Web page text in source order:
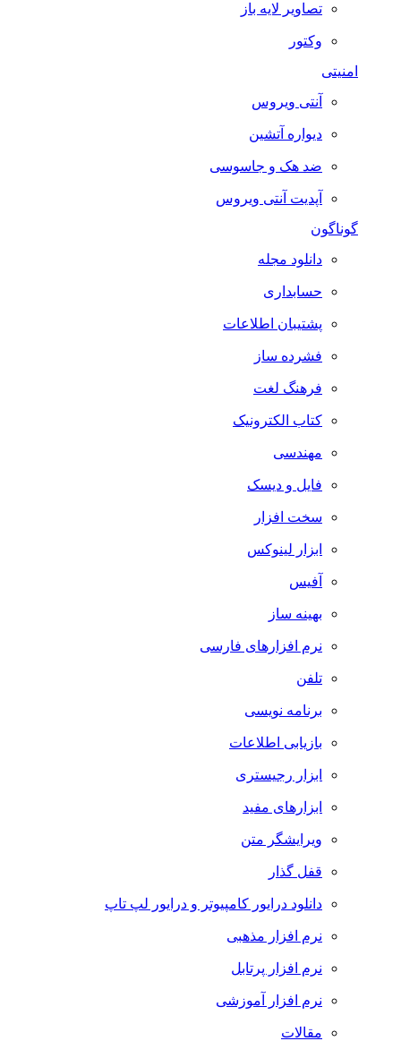
تصاویر لایه باز
وکتور
امنیتی
آنتی ویروس
دیواره آتشین
ضد هک و جاسوسی
آپدیت آنتی ویروس
گوناگون
دانلود مجله
حسابداری
پشتیبان اطلاعات
فشرده ساز
فرهنگ لغت
کتاب الکترونیک
مهندسی
فایل و دیسک
سخت افزار
ابزار لینوکس
آفیس
بهینه ساز
نرم افزارهای فارسی
تلفن
برنامه نویسی
بازیابی اطلاعات
ابزار رجیستری
ابزارهای مفید
ویرایشگر متن
قفل گذار
دانلود درایور کامپیوتر و درایور لپ تاپ
نرم افزار مذهبی
نرم افزار پرتابل
نرم افزار آموزشی
مقالات